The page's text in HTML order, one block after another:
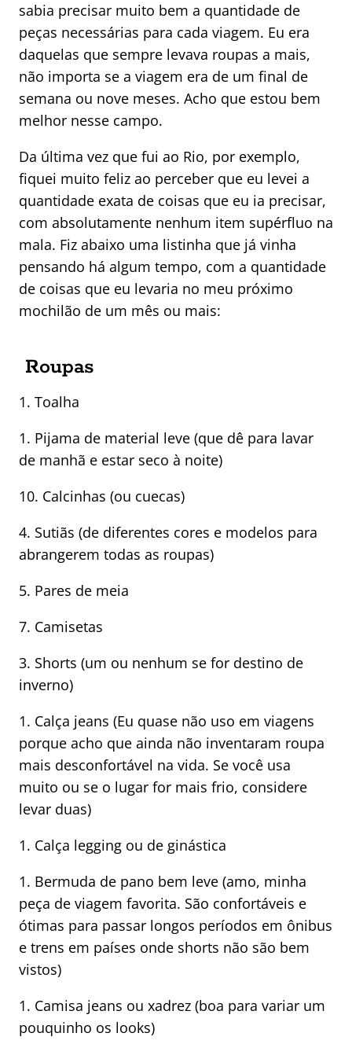
sabia precisar muito bem a quantidade de
peças necessárias para cada viagem. Eu era
daquelas que sempre levava roupas a mais,
não importa se a viagem era de um final de
semana ou nove meses. Acho que estou bem
melhor nesse campo.
Da última vez que fui ao Rio, por exemplo,
fiquei muito feliz ao perceber que eu levei a
quantidade exata de coisas que eu ia precisar,
com absolutamente nenhum item supérfluo na
mala. Fiz abaixo uma listinha que já vinha
pensando há algum tempo, com a quantidade
de coisas que eu levaria no meu próximo
mochilão de um mês ou mais:
Roupas
1. Toalha
1. Pijama de material leve (que dê para lavar
de manhã e estar seco à noite)
10. Calcinhas (ou cuecas)
4. Sutiãs (de diferentes cores e modelos para
abrangerem todas as roupas)
5. Pares de meia
7. Camisetas
3. Shorts (um ou nenhum se for destino de
inverno)
1. Calça jeans (Eu quase não uso em viagens
porque acho que ainda não inventaram roupa
mais desconfortável na vida. Se você usa
muito ou se o lugar for mais frio, considere
levar duas)
1. Calça legging ou de ginástica
1. Bermuda de pano bem leve (amo, minha
peça de viagem favorita. São confortáveis e
ótimas para passar longos períodos em ônibus
e trens em países onde shorts não são bem
vistos)
1. Camisa jeans ou xadrez (boa para variar um
pouquinho os looks)